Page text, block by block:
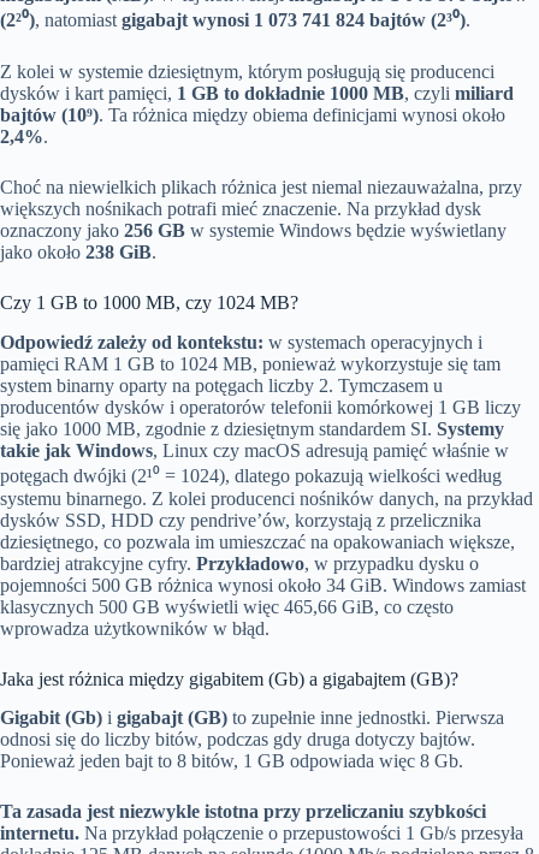
(2²⁰), natomiast gigabajt wynosi 1 073 741 824 bajtów (2³⁰).
Z kolei w systemie dziesiętnym, którym posługują się producenci
dysków i kart pamięci, 1 GB to dokładnie 1000 MB, czyli miliard
bajtów (10⁹). Ta różnica między obiema definicjami wynosi około
2,4%.
Choć na niewielkich plikach różnica jest niemal niezauważalna, przy
większych nośnikach potrafi mieć znaczenie. Na przykład dysk
oznaczony jako 256 GB w systemie Windows będzie wyświetlany
jako około 238 GiB.
Czy 1 GB to 1000 MB, czy 1024 MB?
Odpowiedź zależy od kontekstu: w systemach operacyjnych i
pamięci RAM 1 GB to 1024 MB, ponieważ wykorzystuje się tam
system binarny oparty na potęgach liczby 2. Tymczasem u
producentów dysków i operatorów telefonii komórkowej 1 GB liczy
się jako 1000 MB, zgodnie z dziesiętnym standardem SI. Systemy
takie jak Windows, Linux czy macOS adresują pamięć właśnie w
potęgach dwójki (2¹⁰ = 1024), dlatego pokazują wielkości według
systemu binarnego. Z kolei producenci nośników danych, na przykład
dysków SSD, HDD czy pendrive’ów, korzystają z przelicznika
dziesiętnego, co pozwala im umieszczać na opakowaniach większe,
bardziej atrakcyjne cyfry. Przykładowo, w przypadku dysku o
pojemności 500 GB różnica wynosi około 34 GiB. Windows zamiast
klasycznych 500 GB wyświetli więc 465,66 GiB, co często
wprowadza użytkowników w błąd.
Jaka jest różnica między gigabitem (Gb) a gigabajtem (GB)?
Gigabit (Gb) i gigabajt (GB) to zupełnie inne jednostki. Pierwsza
odnosi się do liczby bitów, podczas gdy druga dotyczy bajtów.
Ponieważ jeden bajt to 8 bitów, 1 GB odpowiada więc 8 Gb.
Ta zasada jest niezwykle istotna przy przeliczaniu szybkości
internetu. Na przykład połączenie o przepustowości 1 Gb/s przesyła